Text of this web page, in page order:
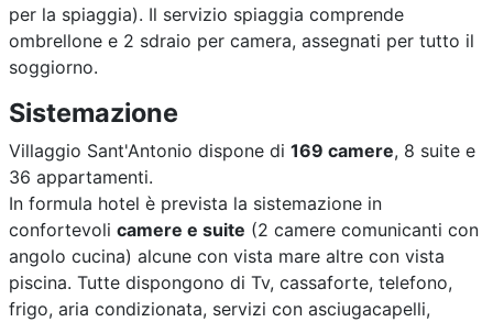
per la spiaggia). Il servizio spiaggia comprende
ombrellone e 2 sdraio per camera, assegnati per tutto il
soggiorno.
Sistemazione
Villaggio Sant'Antonio dispone di 169 camere, 8 suite e
36 appartamenti.
In formula hotel è prevista la sistemazione in
confortevoli camere e suite (2 camere comunicanti con
angolo cucina) alcune con vista mare altre con vista
piscina. Tutte dispongono di Tv, cassaforte, telefono,
frigo, aria condizionata, servizi con asciugacapelli,